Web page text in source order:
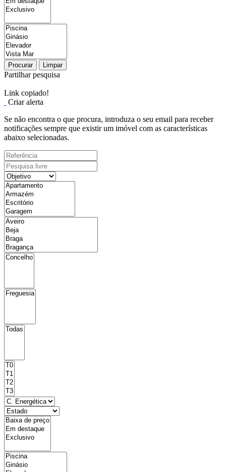
Procurar Limpar
Partilhar pesquisa
Link copiado!
Criar alerta
Se não encontra o que procura, introduza o seu email para receber
notificações sempre que existir um imóvel com as características
abaixo selecionadas.